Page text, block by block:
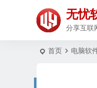
无忧
分享互联
首页 电脑软